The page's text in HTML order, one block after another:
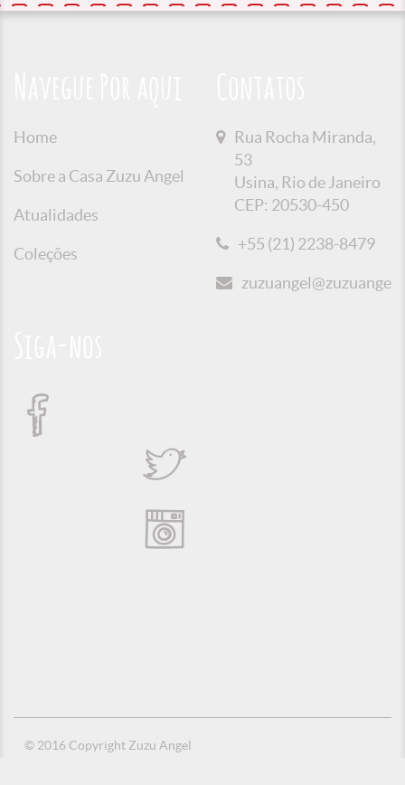
Home
Sobre a Casa Zuzu Angel
Atualidades
Coleções
Rua Rocha Miranda,
53
Usina, Rio de Janeiro
CEP: 20530-450
+55 (21) 2238-8479
© 2016 Copyright Zuzu Angel